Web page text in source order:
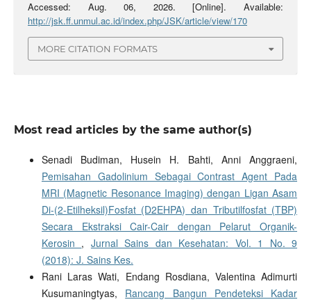
Accessed: Aug. 06, 2026. [Online]. Available:
http://jsk.ff.unmul.ac.id/index.php/JSK/article/view/170
MORE CITATION FORMATS
Most read articles by the same author(s)
Senadi Budiman, Husein H. Bahti, Anni Anggraeni,
Pemisahan Gadolinium Sebagai Contrast Agent Pada
MRI (Magnetic Resonance Imaging) dengan Ligan Asam
Di-(2-Etilheksil)Fosfat (D2EHPA) dan Tributilfosfat (TBP)
Secara Ekstraksi Cair-Cair dengan Pelarut Organik-
Kerosin , Jurnal Sains dan Kesehatan: Vol. 1 No. 9
(2018): J. Sains Kes.
Rani Laras Wati, Endang Rosdiana, Valentina Adimurti
Kusumaningtyas, Rancang Bangun Pendeteksi Kadar